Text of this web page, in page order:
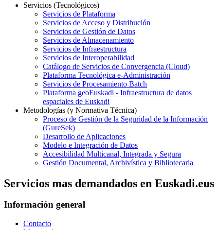
Servicios (Tecnológicos)
Servicios de Plataforma
Servicios de Acceso y Distribución
Servicios de Gestión de Datos
Servicios de Almacenamiento
Servicios de Infraestructura
Servicios de Interoperabilidad
Catálogo de Servicios de Convergencia (Cloud)
Plataforma Tecnológica e-Administración
Servicios de Procesamiento Batch
Plataforma geoEuskadi - Infraestructura de datos
espaciales de Euskadi
Metodologías (y Normativa Técnica)
Proceso de Gestión de la Seguridad de la Información
(GureSek)
Desarrollo de Aplicaciones
Modelo e Integración de Datos
Accesibilidad Multicanal, Integrada y Segura
Gestión Documental, Archivística y Bibliotecaria
Servicios mas demandados en Euskadi.eus
Información general
Contacto